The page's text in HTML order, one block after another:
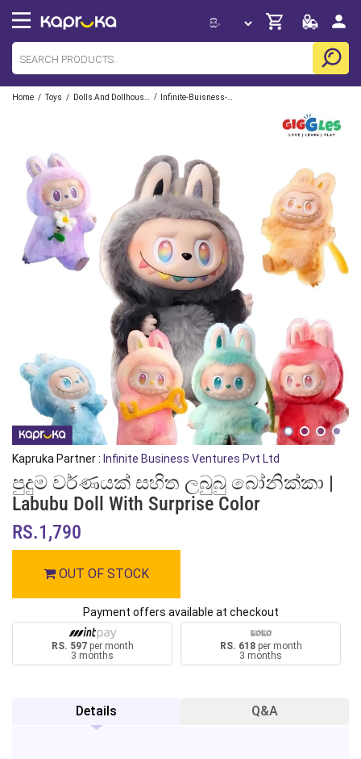
Home / Toys / /
Kapruka Partner : Infinite Business Ventures Pvt Ltd
පුදුම වර්ණයක් සහිත ලබුබු බෝනික්කා |
Labubu Doll With Surprise Color
RS.1,790
OUT OF STOCK
Payment offers available at checkout
RS. 597per month
3 months
RS. 618per month
3 months
Details Q&A